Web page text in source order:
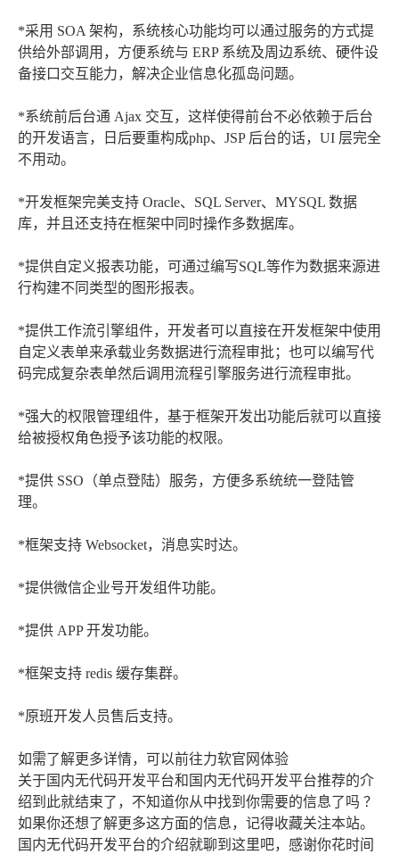
*采用 SOA 架构，系统核心功能均可以通过服务的方式提
供给外部调用，方便系统与 ERP 系统及周边系统、硬件设
备接口交互能力，解决企业信息化孤岛问题。
*系统前后台通 Ajax 交互，这样使得前台不必依赖于后台
的开发语言，日后要重构成php、JSP 后台的话，UI 层完全
不用动。
*开发框架完美支持 Oracle、SQL Server、MYSQL 数据
库，并且还支持在框架中同时操作多数据库。
*提供自定义报表功能，可通过编写SQL等作为数据来源进
行构建不同类型的图形报表。
*提供工作流引擎组件，开发者可以直接在开发框架中使用
自定义表单来承载业务数据进行流程审批；也可以编写代
码完成复杂表单然后调用流程引擎服务进行流程审批。
*强大的权限管理组件，基于框架开发出功能后就可以直接
给被授权角色授予该功能的权限。
*提供 SSO（单点登陆）服务，方便多系统统一登陆管
理。
*框架支持 Websocket，消息实时达。
*提供微信企业号开发组件功能。
*提供 APP 开发功能。
*框架支持 redis 缓存集群。
*原班开发人员售后支持。
如需了解更多详情，可以前往力软官网体验
关于国内无代码开发平台和国内无代码开发平台推荐的介
绍到此就结束了，不知道你从中找到你需要的信息了吗 ？
如果你还想了解更多这方面的信息，记得收藏关注本站。
国内无代码开发平台的介绍就聊到这里吧，感谢你花时间